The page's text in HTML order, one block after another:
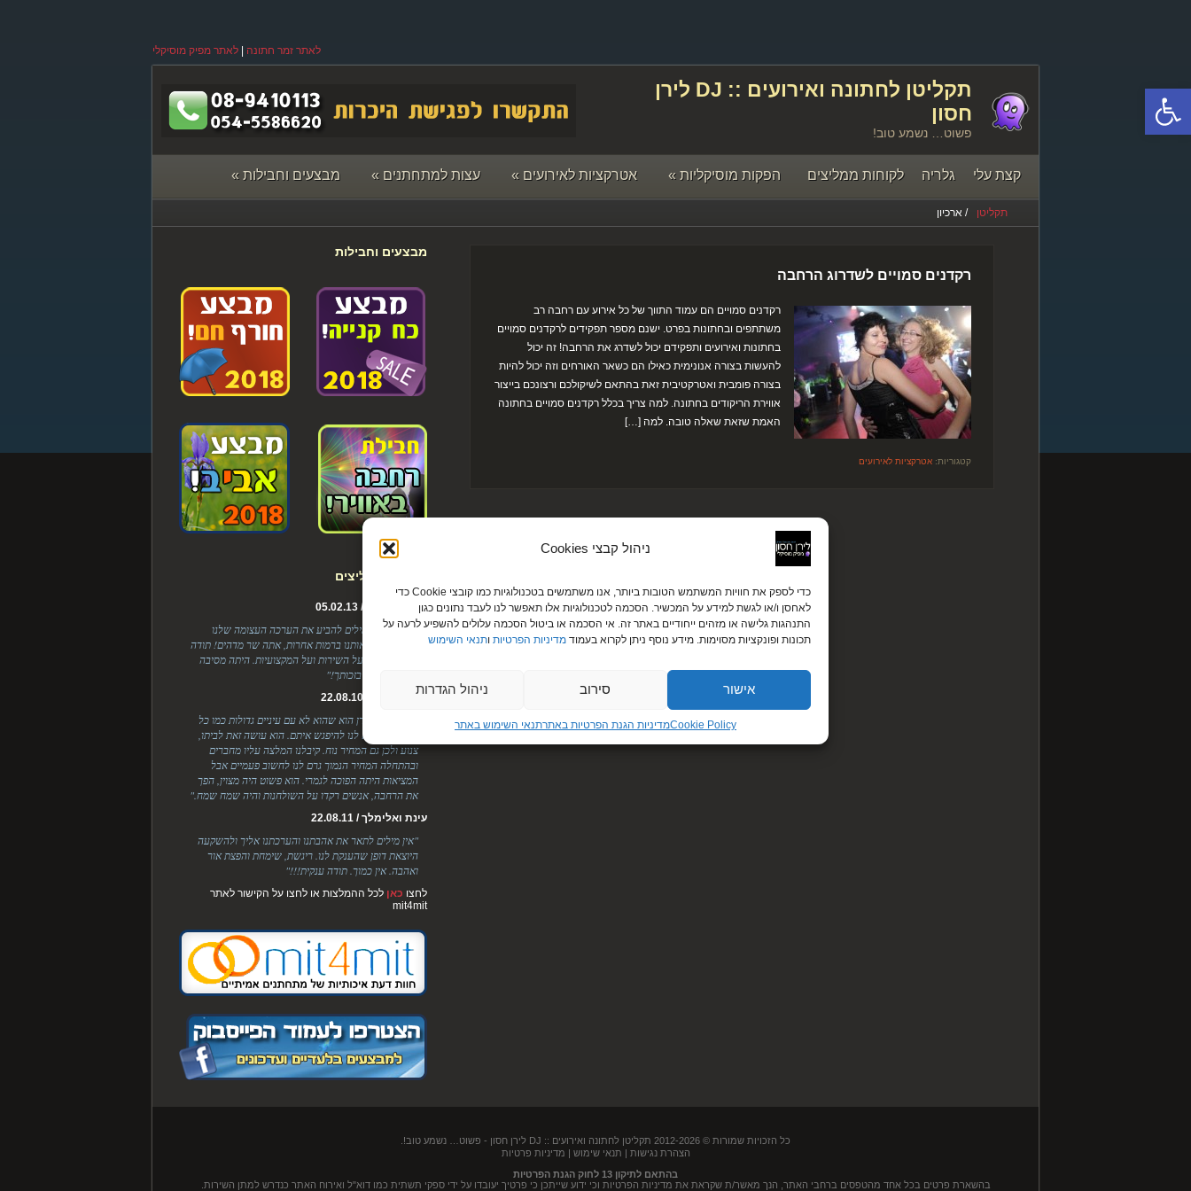
פתח סרגל נגישות
ניהול קבצי Cookies
כדי לספק את חוויות המשתמש הטובות ביותר, אנו משתמשים בטכנולוגיות כמו קובצי Cookie כדי
לאחסן ו/או לגשת למידע על המכשיר. הסכמה לטכנולוגיות אלו תאפשר לנו לעבד נתונים כגון
התנהגות גלישה או מזהים ייחודיים באתר זה. אי הסכמה או ביטול הסכמה עלולים להשפיע לרעה על
תכונות ופונקציות מסוימות. מידע נוסף ניתן לקרוא בעמודמדיניות הפרטיות ותנאי השימוש
אישור סירוב ניהול הגדרות
Cookie Policyמדיניות הגנת הפרטיות באתר​תנאי השימוש באתר
לאתר זמר חתונה לאתר מפיק מוסיקלי
תקליטן לחתונה ואירועים :: DJ לירן
חסון
פשוט… נשמע טוב!
קצת עלי גלריה לקוחות ממליצים הפקות מוסיקליות » אטרקציות לאירועים » עצות למתחתנים » מבצעים וחבילות »
יצירת קשר
תקליטן / ארכיון
רקדנים סמויים לשדרוג הרחבה
רקדנים סמויים הם עמוד התווך של כל אירוע עם רחבה רב
משתתפים ובחתונות בפרט. ישנם מספר תפקידים לרקדנים סמויים
בחתונות ואירועים ותפקידם יכול לשדרג את הרחבה! זה יכול
להעשות בצורה אנונימית כאילו הם כשאר האורחים וזה יכול להיות
בצורה פומבית ואטרקטיבית זאת בהתאם לשיקולכם ורצונכם בייצור
אווירת הריקודים בחתונה. למה צריך בכלל רקדנים סמויים בחתונה
האמת שזאת שאלה טובה. למה […]
קטגוריות: אטרקציות לאירועים
מבצעים וחבילות
לקוחות ממליצים
עירית ודניאל / 05.02.13
"לירן, אין לי מילים להביע את הערכה העצומה שלנו
אליך. ריגשת אותנו ברמות אחרות, אתה שר מדהים! תודה
על הסבלנות, על השירות ועל המקצועיות. היתה מסיבה
מטורפת והכל בזכותך!"
הודיה ומוטי / 22.08.10
"היופי אצל לירן הוא שהוא לא עם עיניים גדולות כמו כל
הדיג'יים שיצא לנו להיפגש איתם. הוא עושה זאת לביתו,
צנוע ולכן גם המחיר נוח. קיבלנו המלצה עליו מחברים
ובהתחלה המחיר הנמוך גרם לנו לחשוב פעמיים אבל
המציאות היתה הפוכה לגמרי. הוא פשוט היה מצוין, הפך
את הרחבה, אנשים רקדו על השולחנות והיה שמח שמח."
עינת ואלימלך / 22.08.11
"אין מילים לתאר את אהבתנו והערכתנו אליך ולהשקעה
היוצאת דופן שהענקת לנו. ריגשת, שימחת והפצת אור
ואהבה. אין כמוך. תודה ענקית!!!"
לחצו כאן לכל ההמלצות או לחצו על הקישור לאתר
mit4mit
כל הזכויות שמורות © 2012-2026 תקליטן לחתונה ואירועים :: DJ לירן חסון
- פשוט… נשמע טוב!.
הצהרת נגישות | תנאי שימוש | מדיניות פרטיות
בהתאם לתיקון 13 לחוק הגנת הפרטיות
בהשארת פרטים בכל אחד מהטפסים ברחבי האתר, הנך מאשר/ת שקראת את מדיניות הפרטיות וכי ידוע שייתכן כי פרטיך יעובדו על ידי ספקי תשתית כמו דוא"ל ואירוח האתר כנדרש למתן השירות.